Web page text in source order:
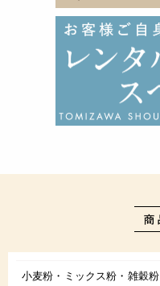
小麦粉・ミックス粉・雑穀粉